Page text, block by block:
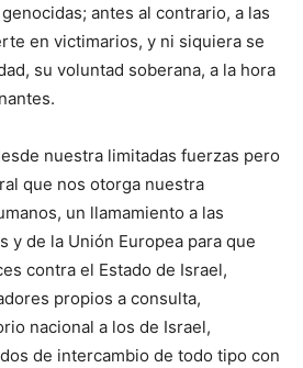
antes al contrario, a las
en victimarios, y ni siquiera se
su voluntad soberana, a la hora
nuestra limitadas fuerzas pero
que nos otorga nuestra
un llamamiento a las
y de la Unión Europea para que
contra el Estado de Israel,
propios a consulta,
nacional a los de Israel,
de intercambio de todo tipo con